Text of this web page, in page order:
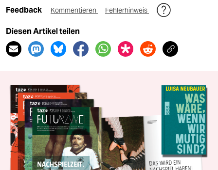
Feedback Kommentieren Fehlerhinweis
Diesen Artikel teilen